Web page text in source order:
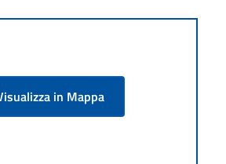
in Mappa